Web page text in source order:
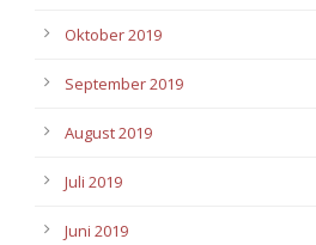
Oktober 2019
September 2019
August 2019
Juli 2019
Juni 2019